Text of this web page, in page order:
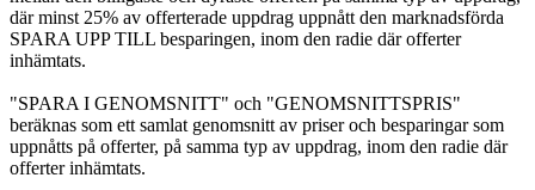
där minst 25% av offerterade uppdrag uppnått den marknadsförda
SPARA UPP TILL besparingen, inom den radie där offerter
inhämtats.
"SPARA I GENOMSNITT" och "GENOMSNITTSPRIS"
beräknas som ett samlat genomsnitt av priser och besparingar som
uppnåtts på offerter, på samma typ av uppdrag, inom den radie där
offerter inhämtats.